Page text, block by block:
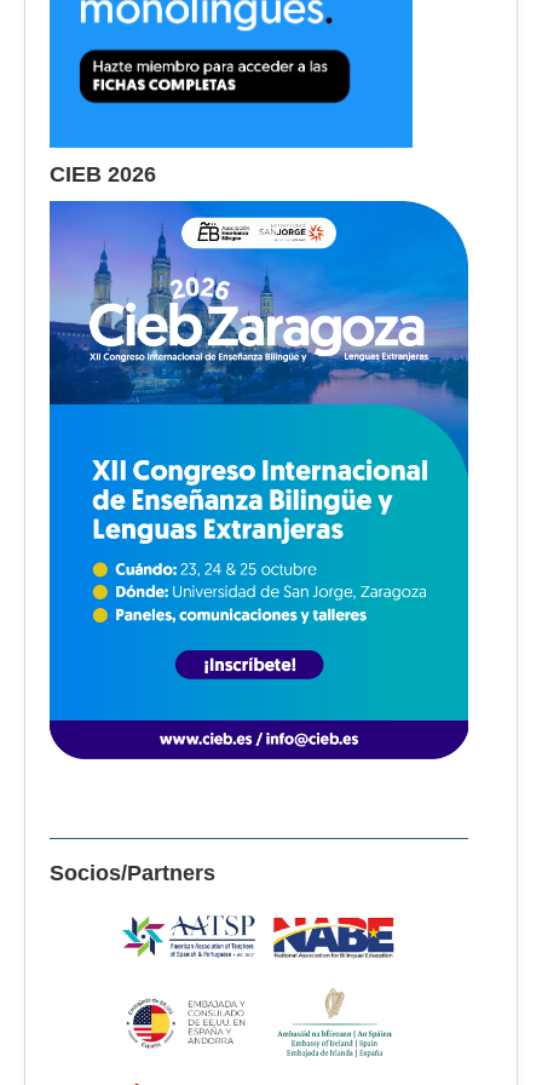
CIEB 2026
Socios/Partners